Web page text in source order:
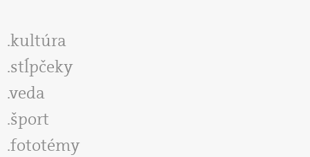
kultúra
stĺpčeky
veda
šport
fototémy